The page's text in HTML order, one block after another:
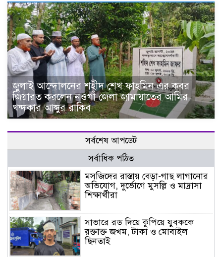
জুলাই আন্দোলনের শহীদ শেখ ফাহমিন এর কবর
জিয়ারত করলেন নওগাঁ জেলা জামায়াতের আমির
খন্দকার আব্দুর রাকিব
সর্বশেষ আপডেট
সর্বাধিক পঠিত
মসজিদের রাস্তায় বেড়া-গাছ লাগানোর
অভিযোগ, দুর্ভোগে মুসল্লি ও মাদ্রাসা
শিক্ষার্থীরা
সাভারে রড দিয়ে কুপিয়ে যুবককে
রক্তাক্ত জখম, টাকা ও মোবাইল
ছিনতাই